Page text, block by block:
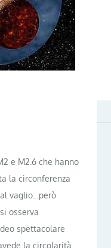
e M2.6 che hanno
la circonferenza
vaglio…però
osserva
spettacolare
la circolarità